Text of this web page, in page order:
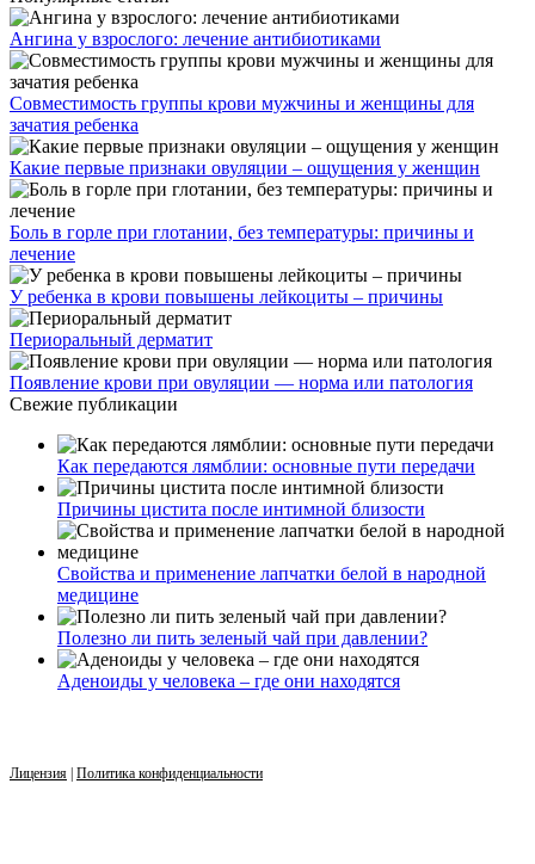
Ангина у взрослого: лечение антибиотиками
Совместимость группы крови мужчины и женщины для
зачатия ребенка
Какие первые признаки овуляции – ощущения у женщин
Боль в горле при глотании, без температуры: причины и
лечение
У ребенка в крови повышены лейкоциты – причины
Периоральный дерматит
Появление крови при овуляции — норма или патология
Свежие публикации
Как передаются лямблии: основные пути передачи
Причины цистита после интимной близости
Свойства и применение лапчатки белой в народной
медицине
Полезно ли пить зеленый чай при давлении?
Аденоиды у человека – где они находятся
Лицензия | Политика конфиденциальности